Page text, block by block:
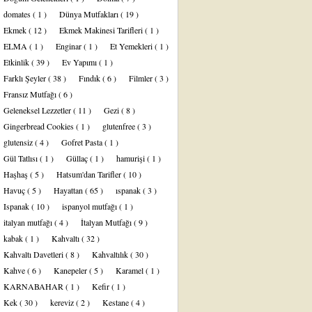
domates( 1 ) Dünya Mutfakları( 19 )
Ekmek( 12 ) Ekmek Makinesi Tarifleri( 1 )
ELMA ( 1 ) Enginar( 1 ) Et Yemekleri( 1 )
Etkinlik( 39 ) Ev Yapımı( 1 )
Farklı Şeyler( 38 ) Fındık( 6 ) Filmler( 3 )
Fransız Mutfağı( 6 )
Geleneksel Lezzetler( 11 ) Gezi( 8 )
Gingerbread Cookies( 1 ) glutenfree( 3 )
glutensiz( 4 ) Gofret Pasta( 1 )
Gül Tatlısı( 1 ) Güllaç( 1 ) hamurişi( 1 )
Haşhaş( 5 ) Hatsum'dan Tarifler( 10 )
Havuç( 5 ) Hayattan ( 65 ) ıspanak( 3 )
Ispanak( 10 ) ispanyol mutfağı( 1 )
italyan mutfağı( 4 ) İtalyan Mutfağı( 9 )
kabak( 1 ) Kahvaltı( 32 )
Kahvaltı Davetleri( 8 ) Kahvaltılık( 30 )
Kahve( 6 ) Kanepeler( 5 ) Karamel( 1 )
KARNABAHAR ( 1 ) Kefir( 1 )
Kek( 30 ) kereviz( 2 ) Kestane( 4 )